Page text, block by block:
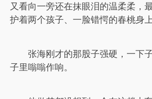
又看向一旁还在抹眼泪的温柔柔，
护着两个孩子、一脸错愕的春桃身上
张海刚才的那股子强硬，一下
子里嗡嗡作响。